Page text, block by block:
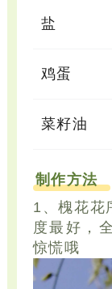
盐
鸡蛋
菜籽油
制作方法
1、槐花花
度最好，
惊慌哦